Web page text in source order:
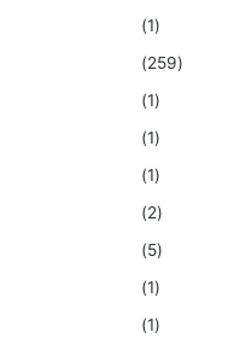
(1)
(259)
(1)
(1)
(1)
(2)
(5)
(1)
(1)